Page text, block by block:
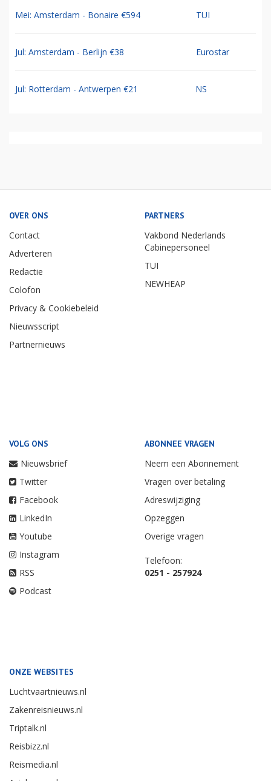
Mei: Amsterdam - Bonaire €594 TUI
Jul: Amsterdam - Berlijn €38 Eurostar
Jul: Rotterdam - Antwerpen €21 NS
OVER ONS
Contact
Adverteren
Redactie
Colofon
Privacy & Cookiebeleid
Nieuwsscript
Partnernieuws
PARTNERS
Vakbond Nederlands
Cabinepersoneel
TUI
NEWHEAP
VOLG ONS
Nieuwsbrief
Twitter
Facebook
LinkedIn
Youtube
Instagram
RSS
Podcast
ABONNEE VRAGEN
Neem een Abonnement
Vragen over betaling
Adreswijziging
Opzeggen
Overige vragen
Telefoon:
0251 - 257924
ONZE WEBSITES
Luchtvaartnieuws.nl
Zakenreisnieuws.nl
Triptalk.nl
Reisbizz.nl
Reismedia.nl